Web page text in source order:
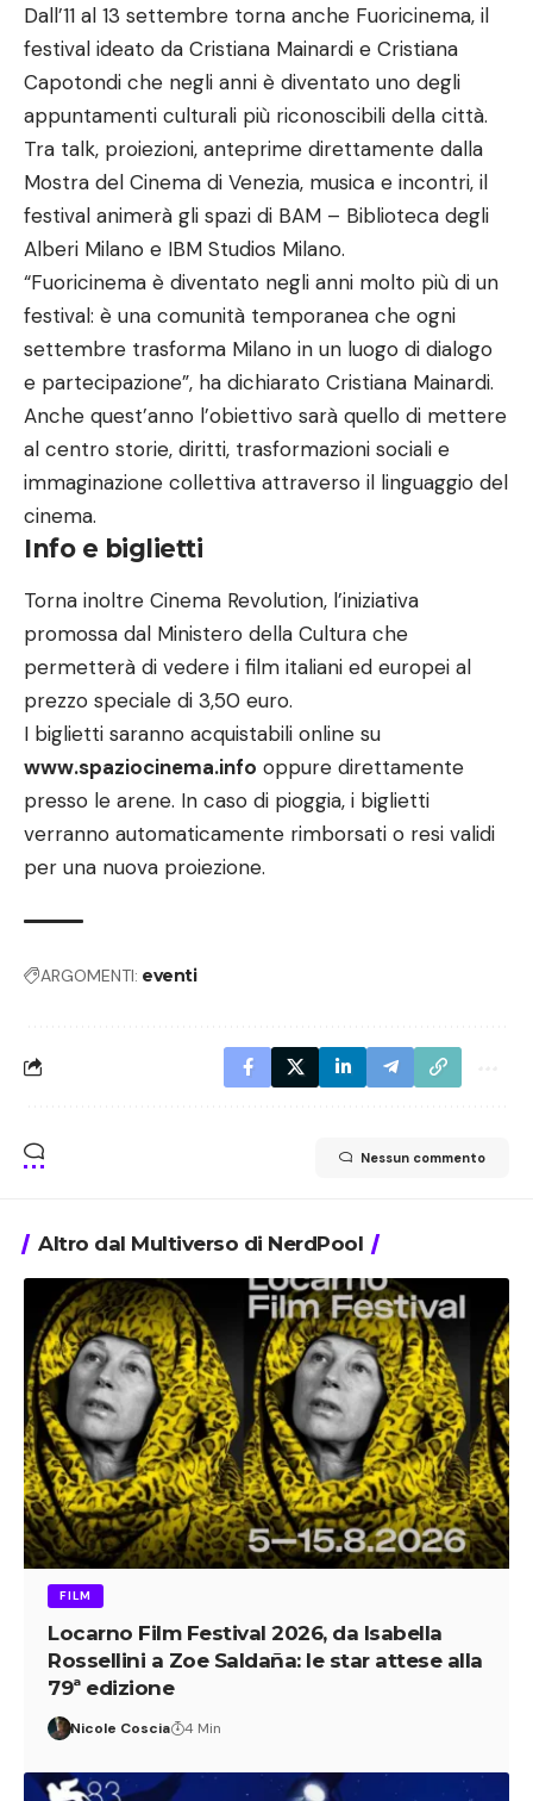
Dall’11 al 13 settembre torna anche Fuoricinema, il
festival ideato da Cristiana Mainardi e Cristiana
Capotondi che negli anni è diventato uno degli
appuntamenti culturali più riconoscibili della città.
Tra talk, proiezioni, anteprime direttamente dalla
Mostra del Cinema di Venezia, musica e incontri, il
festival animerà gli spazi di BAM – Biblioteca degli
Alberi Milano e IBM Studios Milano.
“Fuoricinema è diventato negli anni molto più di un
festival: è una comunità temporanea che ogni
settembre trasforma Milano in un luogo di dialogo
e partecipazione”, ha dichiarato Cristiana Mainardi.
Anche quest’anno l’obiettivo sarà quello di mettere
al centro storie, diritti, trasformazioni sociali e
immaginazione collettiva attraverso il linguaggio del
cinema.
Info e biglietti
Torna inoltre Cinema Revolution, l’iniziativa
promossa dal Ministero della Cultura che
permetterà di vedere i film italiani ed europei al
prezzo speciale di 3,50 euro.
I biglietti saranno acquistabili online su
www.spaziocinema.info oppure direttamente
presso le arene. In caso di pioggia, i biglietti
verranno automaticamente rimborsati o resi validi
per una nuova proiezione.
ARGOMENTI: eventi
Nessun commento
Altro dal Multiverso di NerdPool
FILM
Locarno Film Festival 2026, da Isabella
Rossellini a Zoe Saldaña: le star attese alla
79ª edizione
Nicole Coscia 4 Min